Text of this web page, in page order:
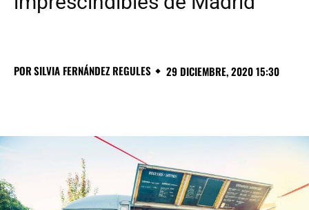
PORSILVIA FERNÁNDEZ REGULES 29 DICIEMBRE, 2020 15:30